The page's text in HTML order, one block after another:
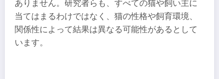
ありません。研究者らも、すべての猫や飼い主に
当てはまるわけではなく、猫の性格や飼育環境、
関係性によって結果は異なる可能性があるとして
います。